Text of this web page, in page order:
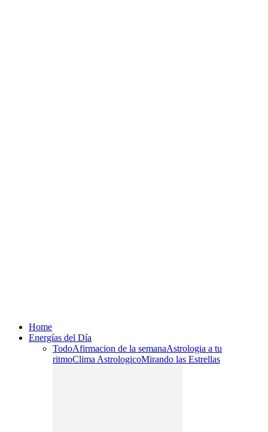
Home
Energías del Día
TodoAfirmacion de la semanaAstrologia a tu
ritmoClima AstrologicoMirando las Estrellas